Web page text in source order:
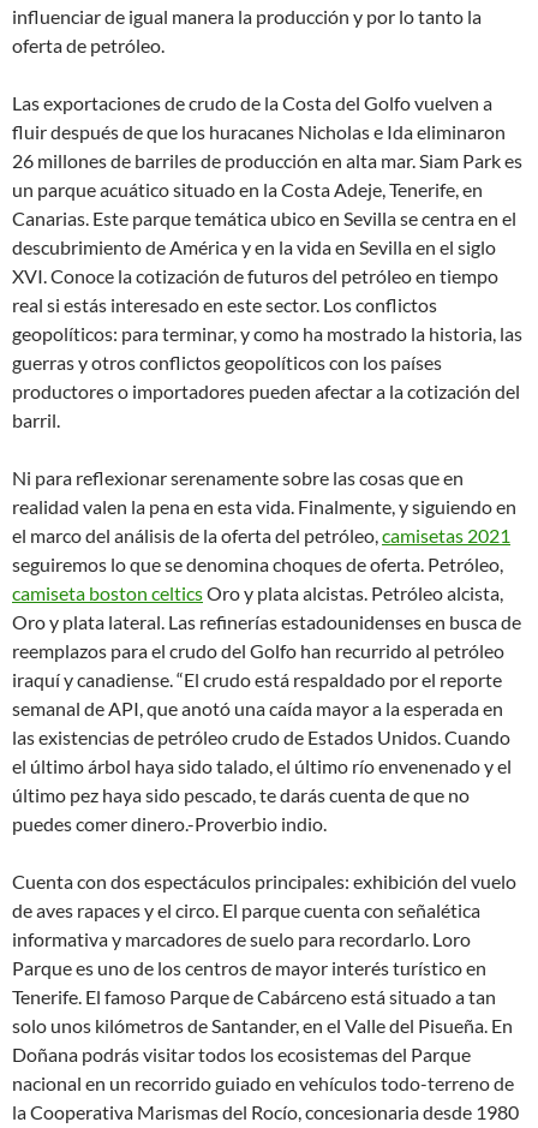
influenciar de igual manera la producción y por lo tanto la
oferta de petróleo.
Las exportaciones de crudo de la Costa del Golfo vuelven a
fluir después de que los huracanes Nicholas e Ida eliminaron
26 millones de barriles de producción en alta mar. Siam Park es
un parque acuático situado en la Costa Adeje, Tenerife, en
Canarias. Este parque temática ubico en Sevilla se centra en el
descubrimiento de América y en la vida en Sevilla en el siglo
XVI. Conoce la cotización de futuros del petróleo en tiempo
real si estás interesado en este sector. Los conflictos
geopolíticos: para terminar, y como ha mostrado la historia, las
guerras y otros conflictos geopolíticos con los países
productores o importadores pueden afectar a la cotización del
barril.
Ni para reflexionar serenamente sobre las cosas que en
realidad valen la pena en esta vida. Finalmente, y siguiendo en
el marco del análisis de la oferta del petróleo,camisetas 2021
seguiremos lo que se denomina choques de oferta. Petróleo,
camiseta boston celticsOro y plata alcistas. Petróleo alcista,
Oro y plata lateral. Las refinerías estadounidenses en busca de
reemplazos para el crudo del Golfo han recurrido al petróleo
iraquí y canadiense. “El crudo está respaldado por el reporte
semanal de API, que anotó una caída mayor a la esperada en
las existencias de petróleo crudo de Estados Unidos. Cuando
el último árbol haya sido talado, el último río envenenado y el
último pez haya sido pescado, te darás cuenta de que no
puedes comer dinero.-Proverbio indio.
Cuenta con dos espectáculos principales: exhibición del vuelo
de aves rapaces y el circo. El parque cuenta con señalética
informativa y marcadores de suelo para recordarlo. Loro
Parque es uno de los centros de mayor interés turístico en
Tenerife. El famoso Parque de Cabárceno está situado a tan
solo unos kilómetros de Santander, en el Valle del Pisueña. En
Doñana podrás visitar todos los ecosistemas del Parque
nacional en un recorrido guiado en vehículos todo-terreno de
la Cooperativa Marismas del Rocío, concesionaria desde 1980